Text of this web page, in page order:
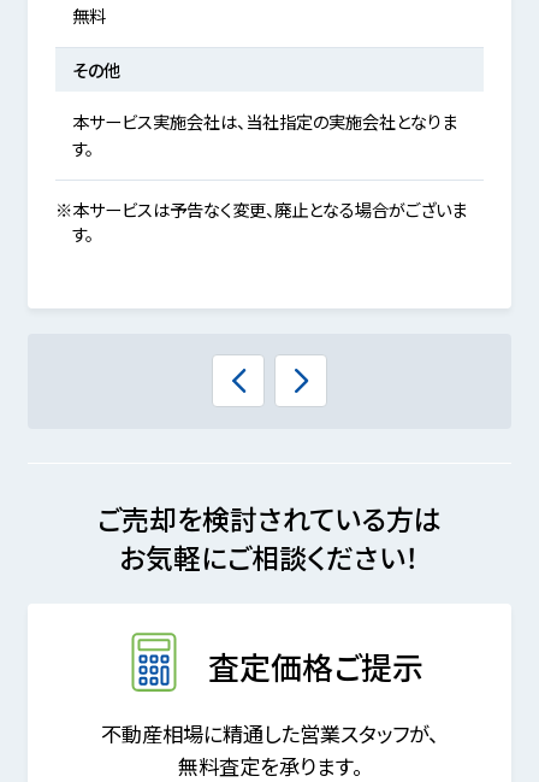
無料
その他
本サービス実施会社は、当社指定の実施会社となりま
す。
※本サービスは予告なく変更、廃止となる場合がございま
す。
ご売却を検討されている方は
お気軽にご相談ください！
査定価格ご提示
不動産相場に精通した営業スタッフが、
無料査定を承ります。